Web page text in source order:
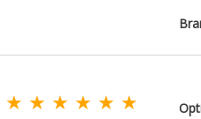
★ ★ ★ ★ ★ ★